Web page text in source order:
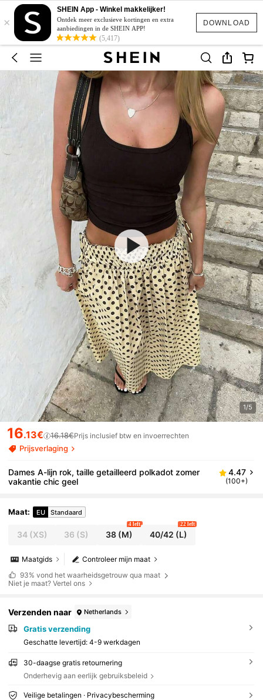
DOWNLOAD
×
SHEIN App - Winkel makkelijker!
Ontdek meer exclusieve kortingen en extra
aanbiedingen in de SHEIN APP!
(5,417)
1/5
16.13€ 16.18€Prijs inclusief btw en invoerrechten
Prijsverlaging
Dames A-lijn rok, taille getailleerd polkadot zomer
vakantie chic geel
4.47
(100+)
Maat: EU Standaard
34(XS) 36 (S) 38(M)
4 left
40/42 (L)
22 left
Controleer mijn maat
Maatgids
93% vond het waarheidsgetrouw qua maat
Niet je maat? Vertel ons
Verzenden naar Netherlands
Gratis verzending
Geschatte levertijd: 4-9 werkdagen
30-daagse gratis retournering
Onderhevig aan eerlijk gebruiksbeleid
Veilige betalingen · Privacybescherming